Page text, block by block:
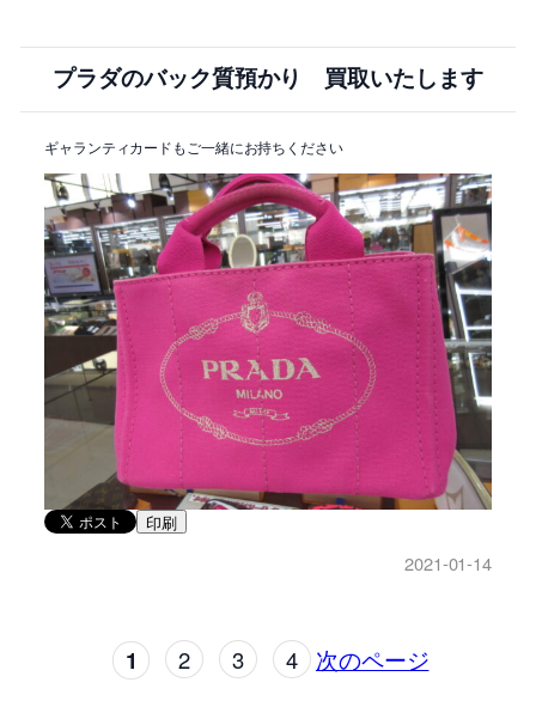
プラダのバック質預かり 買取いたします
ギャランティカードもご一緒にお持ちください
印刷
2021-01-14
1 2 3 4 次のページ